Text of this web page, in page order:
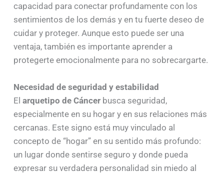
capacidad para conectar profundamente con los
sentimientos de los demás y en tu fuerte deseo de
cuidar y proteger. Aunque esto puede ser una
ventaja, también es importante aprender a
protegerte emocionalmente para no sobrecargarte.
Necesidad de seguridad y estabilidad
El arquetipo de Cáncerbusca seguridad,
especialmente en su hogar y en sus relaciones más
cercanas. Este signo está muy vinculado al
concepto de “hogar” en su sentido más profundo:
un lugar donde sentirse seguro y donde pueda
expresar su verdadera personalidad sin miedo al